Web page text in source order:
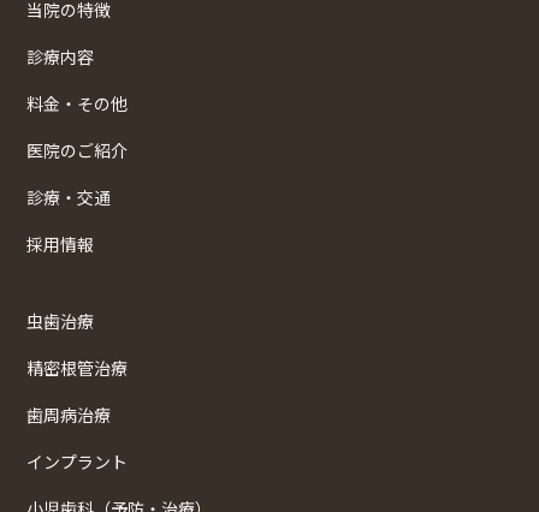
当院の特徴
診療内容
料金・その他
医院のご紹介
診療・交通
採用情報
虫歯治療
精密根管治療
歯周病治療
インプラント